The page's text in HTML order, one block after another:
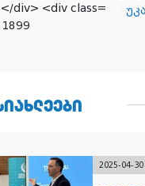
1899
2025-04-30